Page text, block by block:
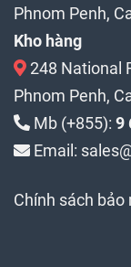
Phnom Penh,
Kho hàng
248 National
Phnom Penh,
Mb (+855): 9
Email:
Chính sách bảo